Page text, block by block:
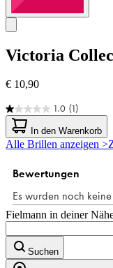
Victoria
€ 10,90
1.0 (1)
1.0
von
5
Sternen.
Bewertung
In den Warenkorb
Alle Brillen anzeigen >
Fielmann in deiner
Suchen